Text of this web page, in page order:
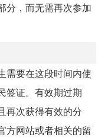
分，而无需再次参加
需要在这段时间内使
签证。有效期过期
再次获得有效的分
方网站或者相关的留